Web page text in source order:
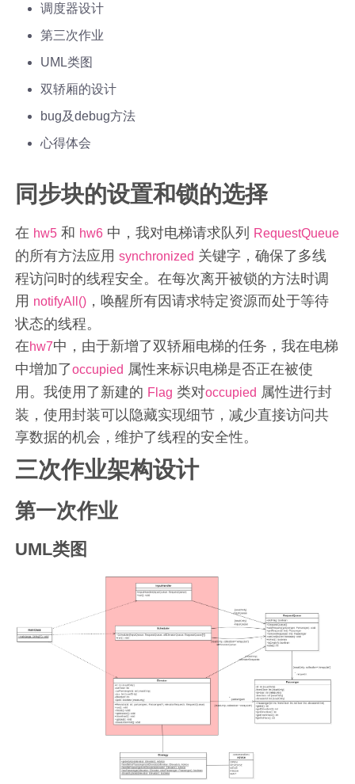
调度器设计
第三次作业
UML类图
双轿厢的设计
bug及debug方法
心得体会
同步块的设置和锁的选择
在 hw5 和 hw6 中，我对电梯请求队列 RequestQueue
的所有方法应用synchronized 关键字，确保了多线
程访问时的线程安全。在每次离开被锁的方法时调
用 notifyAll() ，唤醒所有因请求特定资源而处于等待
状态的线程。
在hw7中，由于新增了双轿厢电梯的任务，我在电梯
中增加了occupied 属性来标识电梯是否正在被使
用。我使用了新建的 Flag 类对occupied 属性进行封
装，使用封装可以隐藏实现细节，减少直接访问共
享数据的机会，维护了线程的安全性。
三次作业架构设计
第一次作业
UML类图